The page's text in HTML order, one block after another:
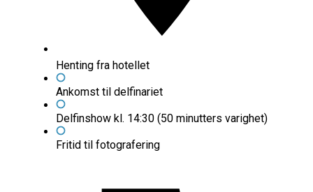
Henting fra hotellet
Ankomst til delfinariet
Delfinshow kl. 14:30 (50 minutters varighet)
Fritid til fotografering